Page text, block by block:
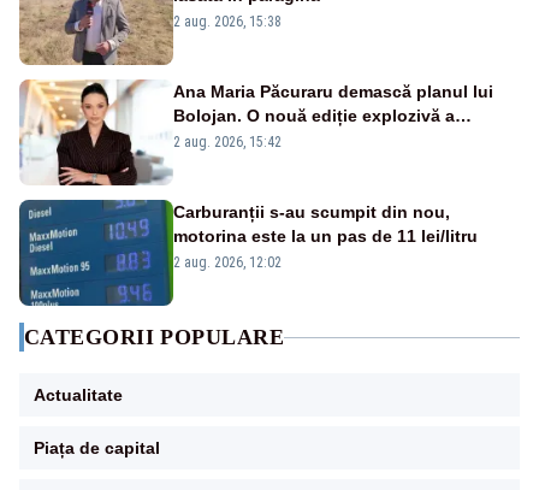
2 aug. 2026, 15:38
Ana Maria Păcuraru demască planul lui
Bolojan. O nouă ediție explozivă a
emisiunii „Miza Zilei” la Realitatea PLUS
2 aug. 2026, 15:42
Carburanții s-au scumpit din nou,
motorina este la un pas de 11 lei/litru
2 aug. 2026, 12:02
CATEGORII POPULARE
Actualitate
Piața de capital